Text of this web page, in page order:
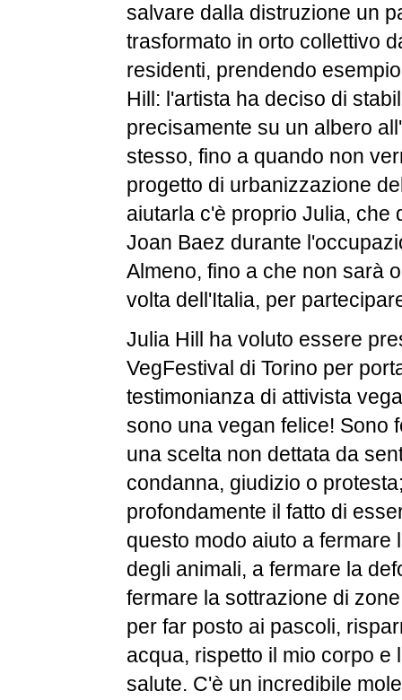
salvare dalla distruzione un
trasformato in orto collettivo
residenti, prendendo
Hill: l'artista ha deciso di
precisamente su un albero
stesso, fino a quando non
progetto di urbanizzazione
aiutarla c'è proprio Julia, che
Joan Baez durante
Almeno, fino a che non sarà
volta dell'Italia, per
Julia Hill ha voluto essere
VegFestival di Torino per
testimonianza di attivista
sono una vegan felice! Sono
una scelta non dettata da
condanna, giudizio o
profondamente il fatto di
questo modo aiuto a fermare
degli animali, a fermare la
fermare la sottrazione di
per far posto ai pascoli,
acqua, rispetto il mio corpo e
salute. C'è un incredibile